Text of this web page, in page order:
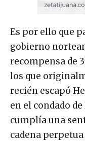
Es por ello que
gobierno
recompensa de
los que
recién escapó
en el condado
cumplía una
cadena